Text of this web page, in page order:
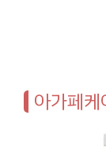
아가페